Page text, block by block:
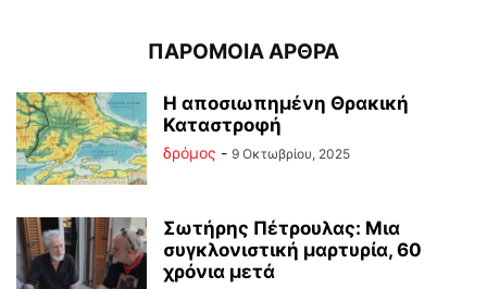
ΠΑΡΟΜΟΙΑ ΑΡΘΡΑ
Η αποσιωπημένη Θρακική
Καταστροφή
δρόμος - 9 Οκτωβρίου, 2025
Σωτήρης Πέτρουλας: Μια
συγκλονιστική μαρτυρία, 60
χρόνια μετά